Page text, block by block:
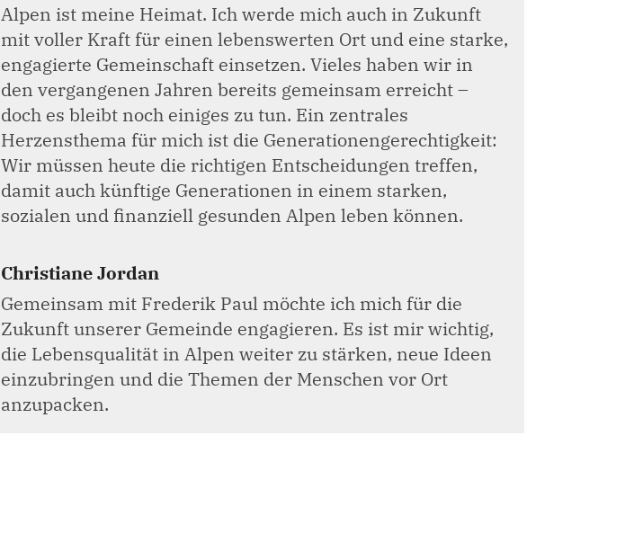
Alpen ist meine Heimat. Ich werde mich auch in Zukunft
mit voller Kraft für einen lebenswerten Ort und eine starke,
engagierte Gemeinschaft einsetzen. Vieles haben wir in
den vergangenen Jahren bereits gemeinsam erreicht –
doch es bleibt noch einiges zu tun. Ein zentrales
Herzensthema für mich ist die Generationengerechtigkeit:
Wir müssen heute die richtigen Entscheidungen treffen,
damit auch künftige Generationen in einem starken,
sozialen und finanziell gesunden Alpen leben können.
Christiane Jordan
Gemeinsam mit Frederik Paul möchte ich mich für die
Zukunft unserer Gemeinde engagieren. Es ist mir wichtig,
die Lebensqualität in Alpen weiter zu stärken, neue Ideen
einzubringen und die Themen der Menschen vor Ort
anzupacken.